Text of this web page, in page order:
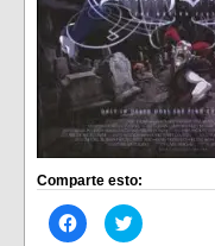
Comparte esto:
Haz
clic
Haz
clic